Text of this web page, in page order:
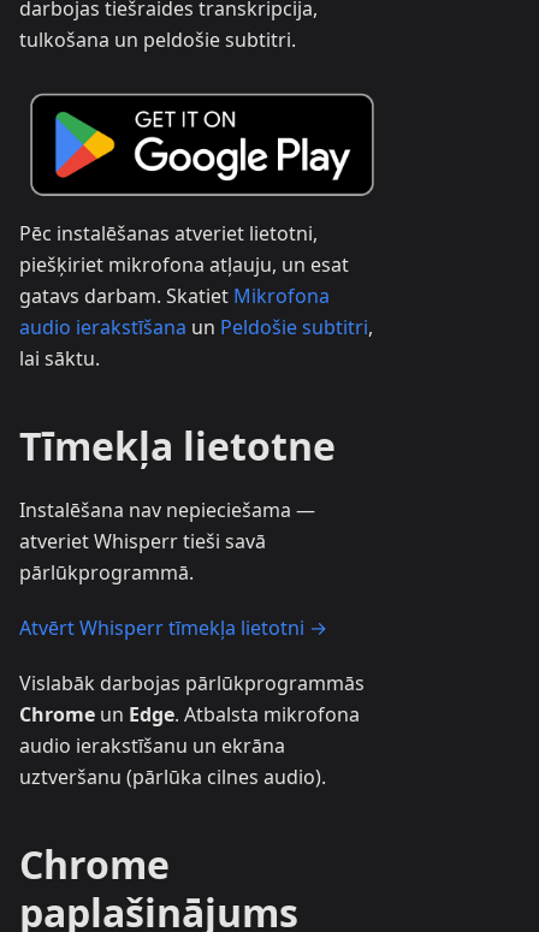
darbojas tiešraides transkripcija,
tulkošana un peldošie subtitri.
Pēc instalēšanas atveriet lietotni,
piešķiriet mikrofona atļauju, un esat
gatavs darbam. Skatiet Mikrofona
audio ierakstīšana un Peldošie subtitri,
lai sāktu.
Tīmekļa lietotne
Instalēšana nav nepieciešama —
atveriet Whisperr tieši savā
pārlūkprogrammā.
Atvērt Whisperr tīmekļa lietotni →
Vislabāk darbojas pārlūkprogrammās
Chrome un Edge. Atbalsta mikrofona
audio ierakstīšanu un ekrāna
uztveršanu (pārlūka cilnes audio).
Chrome
paplašinājums